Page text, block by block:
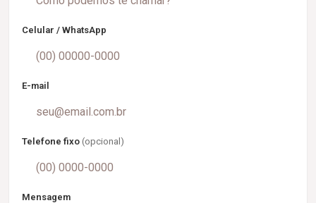
Celular / WhatsApp
E-mail
Telefone fixo (opcional)
Mensagem